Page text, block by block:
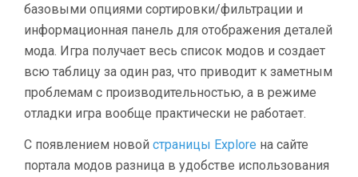
базовыми опциями сортировки/фильтрации и
информационная панель для отображения деталей
мода. Игра получает весь список модов и создает
всю таблицу за один раз, что приводит к заметным
проблемам с производительностью, а в режиме
отладки игра вообще практически не работает.
С появлением новой страницы Explore на сайте
портала модов разница в удобстве использования